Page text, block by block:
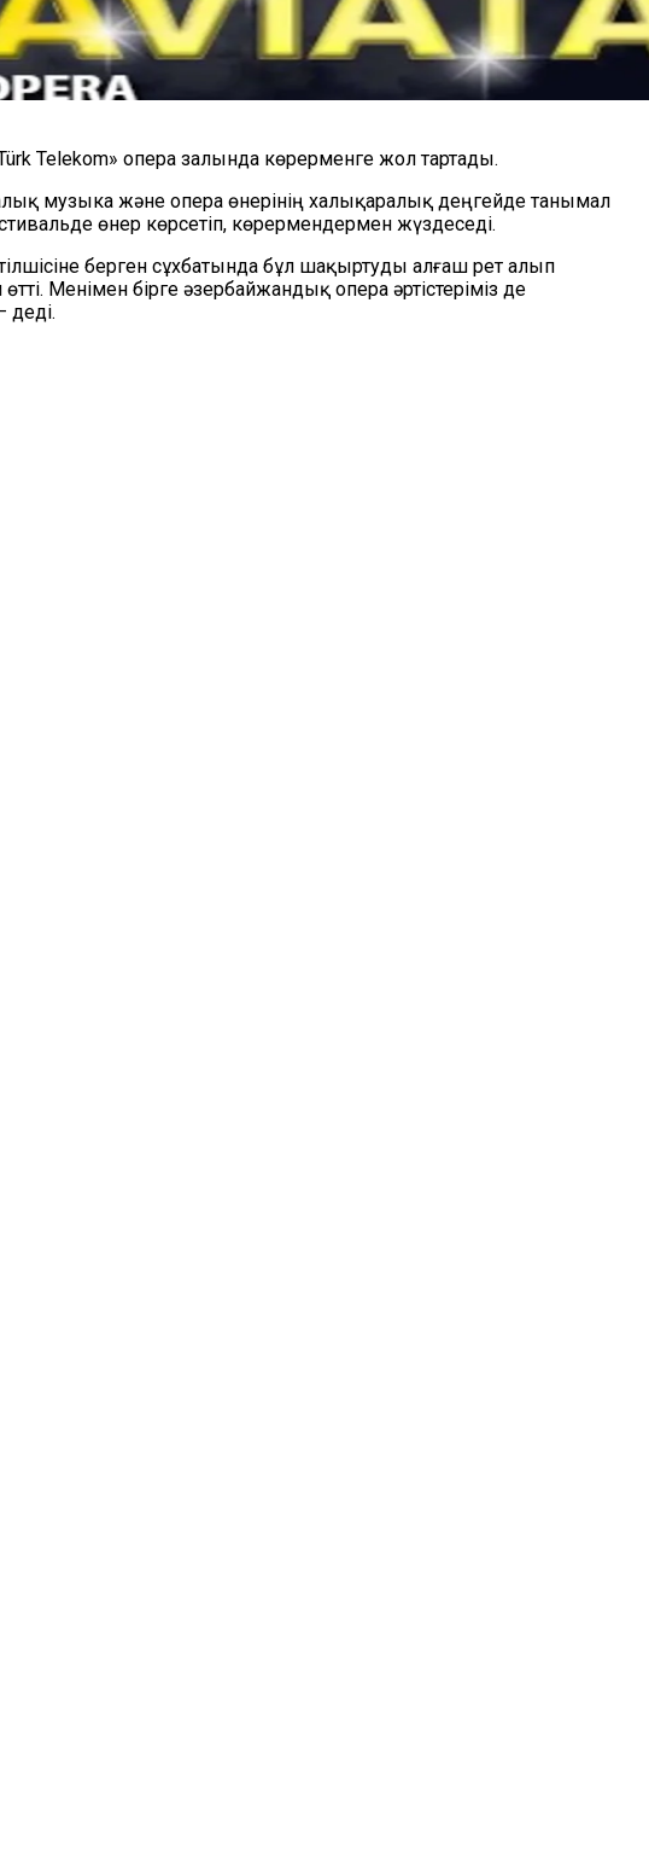
Telekom» опера залында көрерменге жол тартады.
музыка және опера өнерінің халықаралық деңгейде танымал
өнер көрсетіп, көрермендермен жүздеседі.
берген сұхбатында бұл шақыртуды алғаш рет алып
Менімен бірге әзербайжандық опера әртістеріміз де
деді.